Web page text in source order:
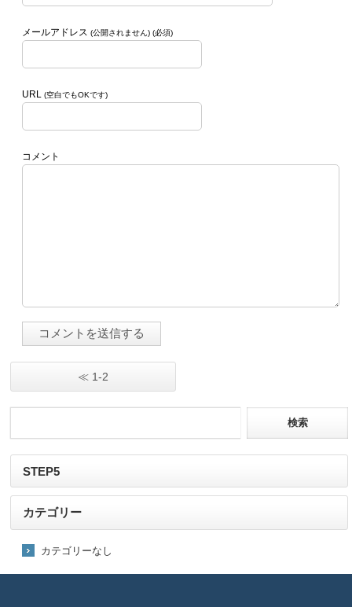
メールアドレス(公開されません) (必須)
URL(空白でもOKです)
コメント
≪ 1-2
STEP5
カテゴリー
カテゴリーなし